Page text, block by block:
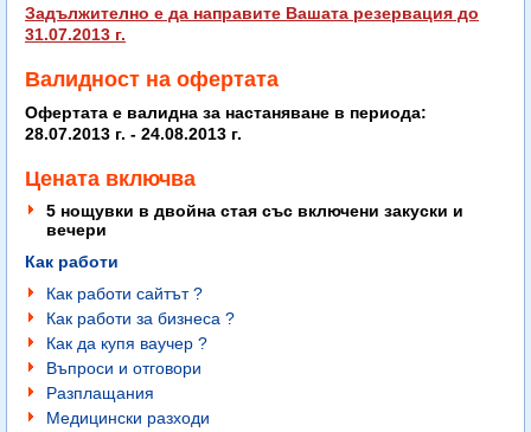
Задължително е да направите Вашата резервация до
31.07.2013 г.
Валидност на офертата
Офертата е валидна за настаняване в периода:
28.07.2013 г. - 24.08.2013 г.
Цената включва
5 нощувки в двойна стая със включени закуски и
вечери
Как работи
Как работи сайтът ?
Как работи за бизнеса ?
Как да купя ваучер ?
Въпроси и отговори
Разплащания
Медицински разходи